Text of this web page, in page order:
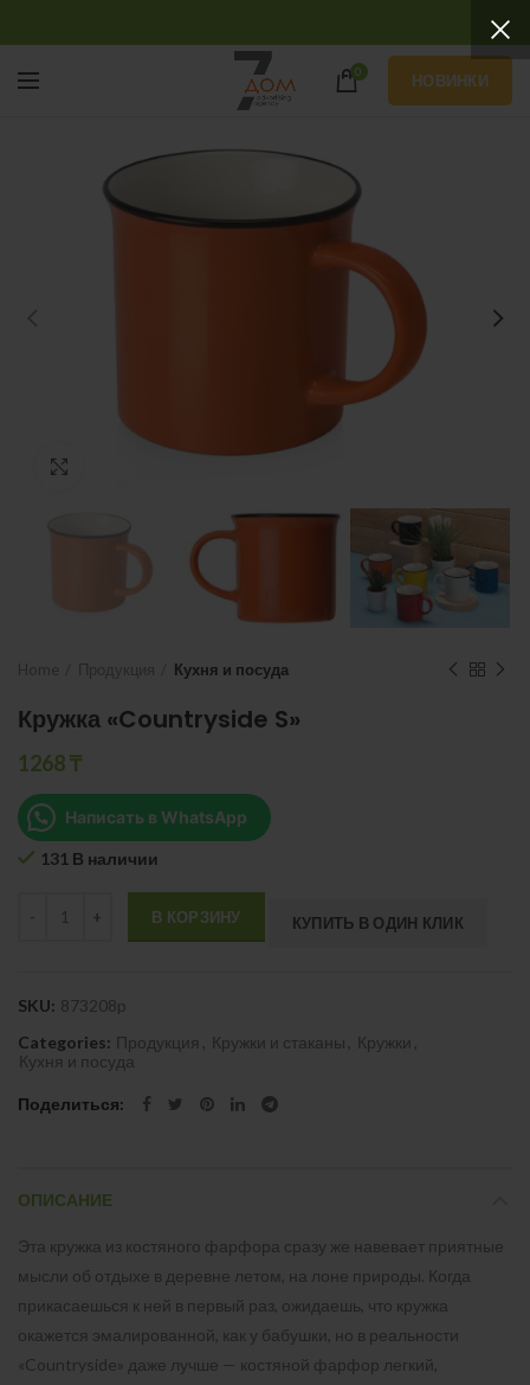
0 НОВИНКИ
Кухня и посуда
Кружка «Countryside S»
1268₸
Написать в WhatsApp
131 В наличии
В КОРЗИНУ КУПИТЬ В ОДИН КЛИК
SKU: 873208p
Categories: Продукция Кружки и стаканы Кружки
Кухня и посуда
Поделиться
ОПИСАНИЕ
Эта кружка из костяного фарфора сразу же навевает приятные
мысли об отдыхе в деревне летом, на лоне природы. Когда
прикасаешься к ней в первый раз, ожидаешь, что кружка
окажется эмалированной, как у бабушки, но в реальности
«Countryside» даже лучше — костяной фарфор легкий,